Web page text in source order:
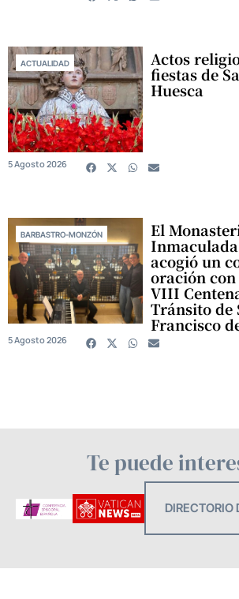
ACTUALIDAD Actos
fiestas de
Huesca
5 Agosto 2026
BARBASTRO-MONZÓN El
acogió un
oración
VIII
Tránsito de
Francisco
5 Agosto 2026
Te puede
DIRECTORIO